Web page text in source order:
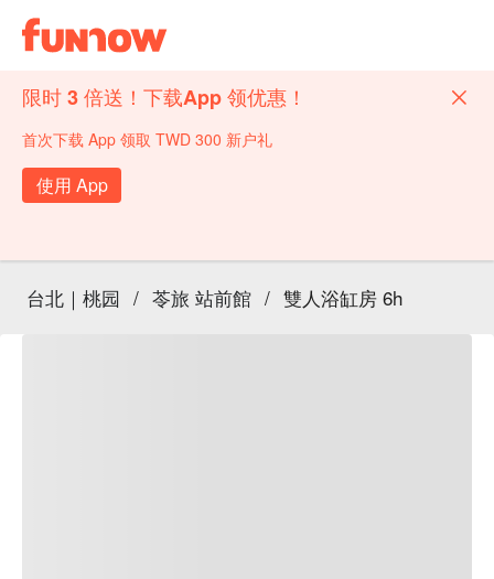
限时 3 倍送！下载App 领优惠！
首次下载 App 领取 TWD 300 新户礼
使用 App
台北｜桃园 / 苓旅 站前館 / 雙人浴缸房 6h